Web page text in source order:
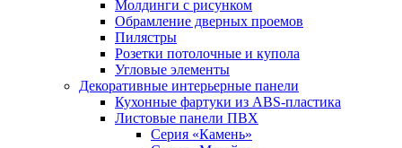
Молдинги с рисунком
Обрамление дверных проемов
Пилястры
Розетки потолочные и купола
Угловые элементы
Декоративные интерьерные панели
Кухонные фартуки из ABS-пластика
Листовые панели ПВХ
Серия «Камень»